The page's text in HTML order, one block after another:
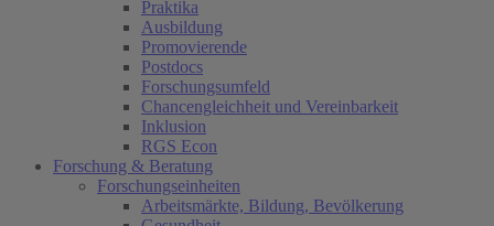
Praktika
Ausbildung
Promovierende
Postdocs
Forschungsumfeld
Chancengleichheit und Vereinbarkeit
Inklusion
RGS Econ
Forschung & Beratung
Forschungseinheiten
Arbeitsmärkte, Bildung, Bevölkerung